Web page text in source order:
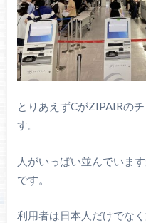
とりあえずCがZIPAIRの
す。
人がいっぱい並んでいま
です。
利用者は日本人だけでな